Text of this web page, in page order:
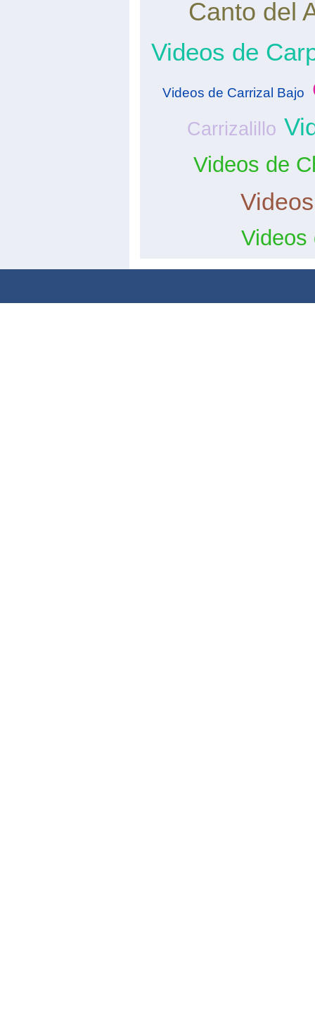
Canto del
Videos de
Videos de Carrizal Bajo
Carrizalillo
Videos de
Videos